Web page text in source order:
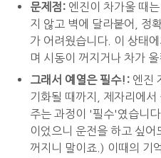
문제점: 엔진이 차가울 때
지 않고 벽에 달라붙어, 정
가 어려웠습니다. 이 상태
며 시동이 꺼지거나 차가 울
그래서 예열은 필수!: 엔진
기화될 때까지, 제자리에
주는 과정이 '필수'였습니
이었으니 운전을 하고 싶어
꺼지니 말이죠.) 이때의 기